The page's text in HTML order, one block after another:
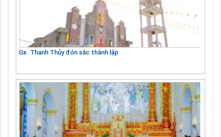
Gx. Thanh Thủy đón sắc thành lập